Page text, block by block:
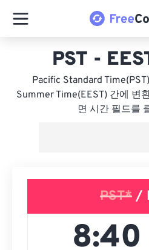
PST -
Pacific Standard
Summer Time(EEST) 간에 변
면 시간 필드를
PST*/